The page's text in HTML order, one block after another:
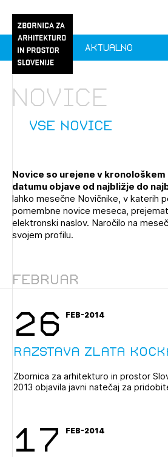
Praksa
O ZAPS
1/1
Pozdravljeni
Prijavite se s svojim ZAPS
POZABLJENO GESLO
REGISTRIRAJTE SE
vse novice
Novice
Novice so urejene v
datumu objave od najbližje do
lahko mesečne Novičnike, v katerih
pomembne novice meseca,
elektronski naslov. Naročilo na
svojem profilu.
Aktualno
Februar
26 FEB-2014
Razstava Zlata
Zbornica za arhitekturo in prostor
2013 objavila javni natečaj za
17 FEB-2014
1/2
Prijava na novičnik
Ostanite na tekočem z novicami in se
Novičnike. Označite svojo izbiro.
Novičnike vam bomo pošiljali na vaš
Mesečni novičnik
Novičnik natečajev
Dnevne medijske objave
NAPREJ